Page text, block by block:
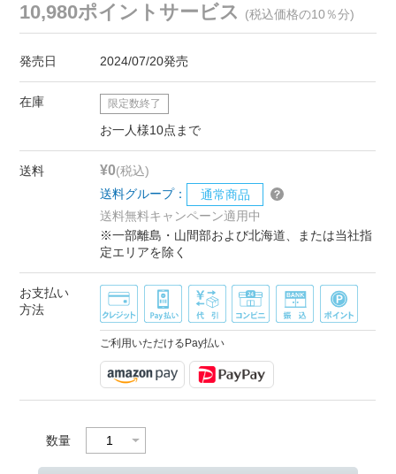
10,980ポイントサービス (税込価格の10％分)
発売日 2024/07/20発売
在庫 限定数終了
お一人様10点まで
送料 ¥0(税込)
送料グループ：
通常商品
送料無料キャンペーン適用中
※一部離島・山間部および北海道、または当社指
定エリアを除く
お支払い
方法
ご利用いただけるPay払い
数量